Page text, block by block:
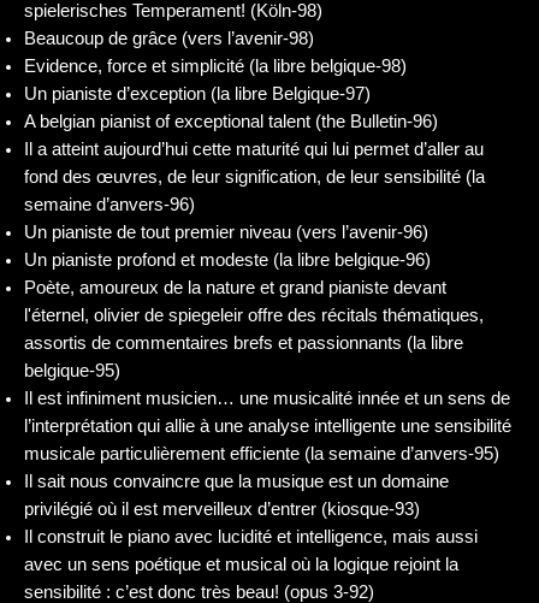
spielerisches Temperament! (Köln-98)
Beaucoup de grâce (vers l’avenir-98)
Evidence, force et simplicité (la libre belgique-98)
Un pianiste d’exception (la libre Belgique-97)
A belgian pianist of exceptional talent (the Bulletin-96)
Il a atteint aujourd’hui cette maturité qui lui permet d’aller au
fond des œuvres, de leur signification, de leur sensibilité (la
semaine d’anvers-96)
Un pianiste de tout premier niveau (vers l’avenir-96)
Un pianiste profond et modeste (la libre belgique-96)
Poète, amoureux de la nature et grand pianiste devant
l'éternel, olivier de spiegeleir offre des récitals thématiques,
assortis de commentaires brefs et passionnants (la libre
belgique-95)
Il est infiniment musicien… une musicalité innée et un sens de
l’interprétation qui allie à une analyse intelligente une sensibilité
musicale particulièrement efficiente (la semaine d’anvers-95)
Il sait nous convaincre que la musique est un domaine
privilégié où il est merveilleux d’entrer (kiosque-93)
Il construit le piano avec lucidité et intelligence, mais aussi
avec un sens poétique et musical où la logique rejoint la
sensibilité : c’est donc très beau! (opus 3-92)